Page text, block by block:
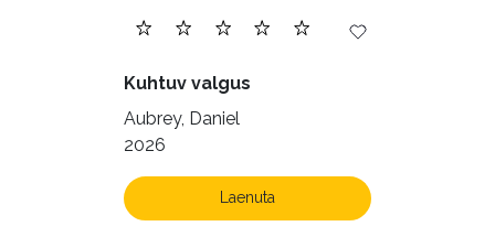
Krimi ja põnevik (1287)
Kultuur ja teadus (45)
Kunst ja looming (86)
Laste- ja noortekirjandus (582)
Kuhtuv valgus
Aubrey, Daniel
2026
Laenuta